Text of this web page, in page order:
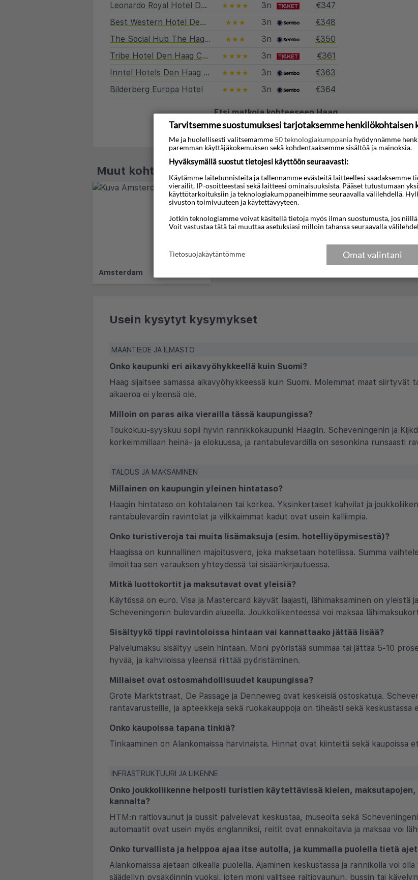
Leonardo Royal Hotel Den Haag Promenade
★★★★ 3n
€347
Best Western Hotel Den Haag
★★★ 3n
€348
The Social Hub The Hague
★★★ 3n
€350
Tribe Hotel Den Haag Centraal - Opened December 2025
★★★★ 3n
€361
Inntel Hotels Den Haag Marina Beach
★★★★ 3n
€363
Bilderberg Europa Hotel
★★★★ 3n €364
Etsi matkoja kohteeseen Haag
Muut kohteet - Alankomaat
Amsterdam
Usein kysytyt kysymykset
MAANTIEDE JA ILMASTO
Onko kaupunki eri aikavyöhykkeellä kuin Suomi?
Haag sijaitsee samassa aikavyöhykkeessä kuin Suomi. Molemmat maat siirtyvät
aikaeroa ei yleensä ole.
Milloin on paras aika vierailla tässä kaupungissa?
Toukokuu-syyskuu sopii hyvin rannikkokaupunki Haagiin. Scheveningenin ja
korkeimmillaan heinä- ja elokuussa, ja rantabulevardilla on sesonkina runsaasti
TALOUS JA MAKSAMINEN
Millainen on kaupungin yleinen hintataso?
Haagin hintataso on kohtalainen tai korkea. Yksinkertaiset kahvilat ja
rantabulevardin ravintolat ja vilkkaimmat kadut ovat usein kalliimpia.
Onko turistiveroja tai muita lisämaksuja (esim. hotelliyöpymisestä)?
Haagissa on kunnallinen majoitusvero, joka maksetaan hotellissa. Summa
ilmoittaa sen varauksen yhteydessä tai sisäänkirjautuessa.
Mitkä luottokortit ja maksutavat ovat yleisiä?
Käytössä on euro. Visa ja Mastercard käyvät laajasti, lähimaksaminen on yleistä
Scheveningenin bulevardin alueella. Joukkoliikenteessä voi maksaa
Sisältyykö tippi ravintoloissa hintaan vai kannattaako jättää lisää?
Palvelumaksu sisältyy usein hintaan. Moni pyöristää summaa tai jättää 5-10
hyvää, ja kahviloissa yleensä riittää pyöristäminen.
Millaiset ovat ostosmahdollisuudet kaupungissa?
Grote Marktstraat, De Passage ja Denneweg ovat keskeisiä ostoskatuja.
rantavarusteille, ja apteekkeja sekä ruokakauppoja on tiheästi sekä keskustassa
Onko kaupoissa tapana tinkiä?
Tinkaaminen on Alankomaissa harvinaista. Hinnat ovat kiinteitä sekä kaupoissa
INFRASTRUKTUURI JA LIIKENNE
Onko joukkoliikenne helposti turistien käytettävissä kielen,
kannalta?
HTM:n raitiovaunut ja bussit palvelevat keskustaa, museoita sekä
automaatit ovat usein myös englanniksi, reitit ovat ennakoitavia ja maksaa voi
Onko turvallista ja helppoa ajaa itse autolla, ja kummalla puolella tietä
Alankomaissa ajetaan oikealla puolella. Ajaminen keskustassa ja rannikolla voi
säädellyn pysäköinnin vuoksi, joten moni valitsee raitiovaunun, bussin tai
Tarvitsemme suostumuksesi tarjotaksemme henkilökohtaisen
Me ja huolellisesti valitsemamme 50 teknologiakumppania hyödynnämme
paremman käyttäjäkokemuksen sekä kohdentaaksemme sisältöä ja mainoksia.
Hyväksymällä suostut tietojesi käyttöön seuraavasti:
Käytämme laitetunnisteita ja tallennamme evästeitä laitteellesi saadaksemme
vierailit, IP-osoitteestasi sekä laitteesi ominaisuuksista. Pääset tutustumaan
käyttötarkoituksiin ja teknologiakumppaneihimme seuraavalla välilehdellä.
sivuston toimivuuteen ja käytettävyyteen.
Jotkin teknologiamme voivat käsitellä tietoja myös ilman suostumusta, jos
Voit vastustaa tätä tai muuttaa asetuksiasi milloin tahansa seuraavalla
Omat valintani
Tietosuojakäytäntömme